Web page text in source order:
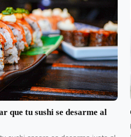
que tu sushi se desarme al